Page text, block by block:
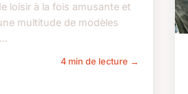
loisir à la fois amusante et
multitude de modèles
4 min de lecture →